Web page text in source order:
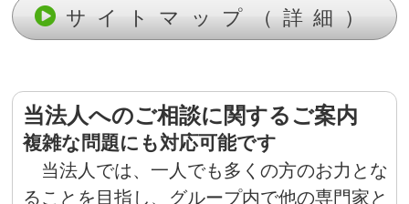
サイトマップ（詳細）
当法人へのご相談に関するご案内
複雑な問題にも対応可能です
当法人では、一人でも多くの方のお力とな
ることを目指し、グループ内で他の専門家と